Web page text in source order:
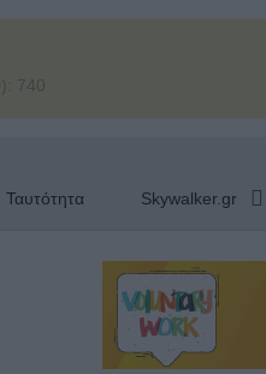
740
Ταυτότητα Skywalker.gr